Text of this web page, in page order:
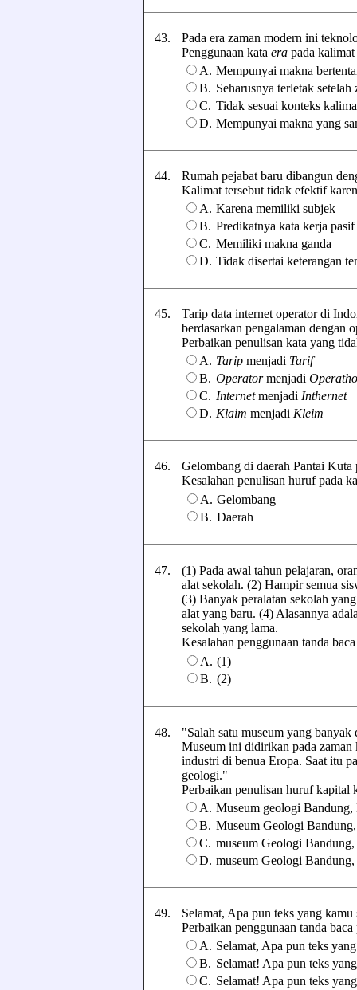
43.
Pada era zaman modern ini
Penggunaan kata era pada
A. Mempunyai makna
B. Seharusnya terletak setelah
C. Tidak sesuai konteks
D. Mempunyai makna yang
44.
Rumah pejabat baru dibangun
Kalimat tersebut tidak efektif
A. Karena memiliki subjek
B. Predikatnya kata kerja pasif
C. Memiliki makna ganda
D. Tidak disertai keterangan
45.
Tarip data internet operator di
berdasarkan pengalaman dengan
Perbaikan penulisan kata yang
A. Tarip menjadi Tarif
B. Operatormenjadi
C. Internetmenjadi Inthernet
D. Klaim menjadi Kleim
46.
Gelombang di daerah Pantai
Kesalahan penulisan huruf pada
A. Gelombang
B. Daerah
47.
(1) Pada awal tahun pelajaran,
alat sekolah. (2) Hampir semua
(3) Banyak peralatan sekolah
alat yang baru. (4) Alasannya
sekolah yang lama.
Kesalahan penggunaan tanda
A. (1)
B. (2)
48.
"Salah satu museum yang
Museum ini didirikan pada
industri di benua Eropa. Saat itu
geologi."
Perbaikan penulisan huruf kapital
A. Museum geologi Bandung,
B. Museum Geologi
C. museum Geologi
D. museum Geologi Bandung,
49.
Selamat, Apa pun teks yang
Perbaikan penggunaan tanda
A. Selamat, Apa pun teks
B. Selamat! Apa pun teks
C. Selamat! Apa pun teks